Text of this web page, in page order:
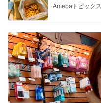
Amebaトピックス